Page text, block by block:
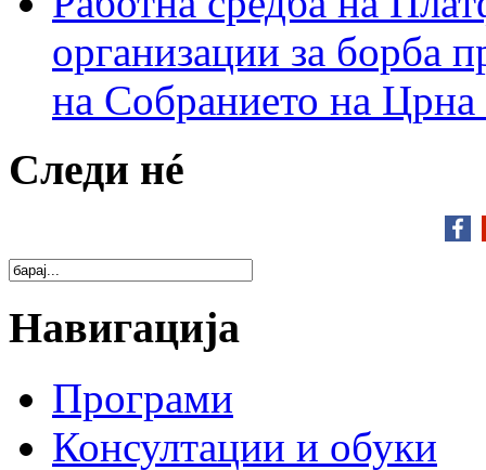
организации за борба
на Собранието на Црна
Следи нé
Навигација
Програми
Консултации и обуки